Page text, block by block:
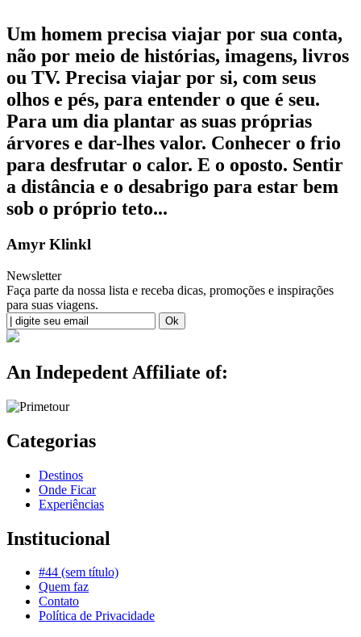
Um homem precisa viajar por sua conta,
não por meio de histórias, imagens, livros
ou TV. Precisa viajar por si, com seus
olhos e pés, para entender o que é seu.
Para um dia plantar as suas próprias
árvores e dar-lhes valor. Conhecer o frio
para desfrutar o calor. E o oposto. Sentir
a distância e o desabrigo para estar bem
sob o próprio teto...
Amyr Klinkl
Newsletter
Faça parte da nossa lista e receba dicas, promoções e inspirações
para suas viagens.
An Indepedent Affiliate of:
Categorias
Destinos
Onde Ficar
Experiências
Institucional
#44 (sem título)
Quem faz
Contato
Política de Privacidade